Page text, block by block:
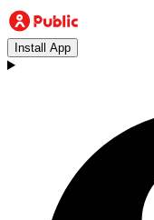
Install App